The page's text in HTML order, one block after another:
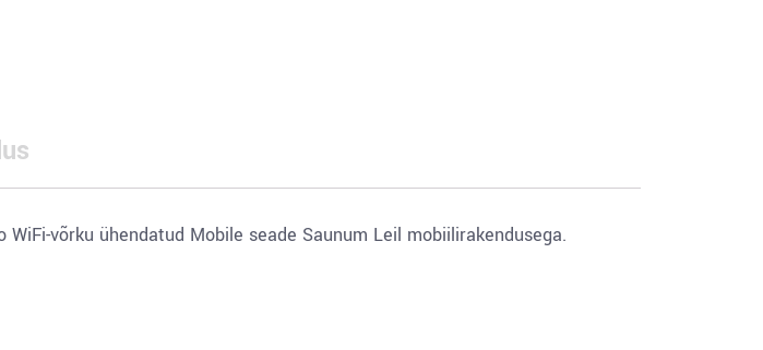
võrku ühendatud Mobile seade Saunum Leil mobiilirakendusega.